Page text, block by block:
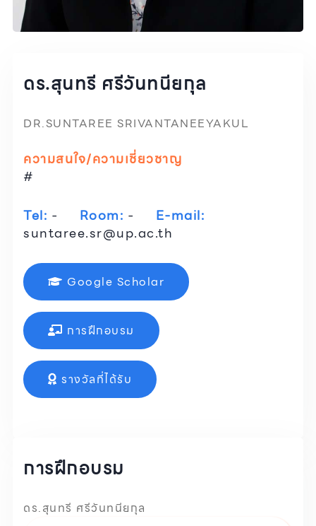
ดร.สุนทรี ศรีวันทนียกุล
DR.SUNTAREE SRIVANTANEEYAKUL
ความสนใจ/ความเชี่ยวชาญ
#
Tel: - Room: - E-mail:
suntaree.sr@up.ac.th
Google Scholar
การฝึกอบรม
รางวัลที่ได้รับ
การฝึกอบรม
ดร.สุนทรี ศรีวันทนียกุล